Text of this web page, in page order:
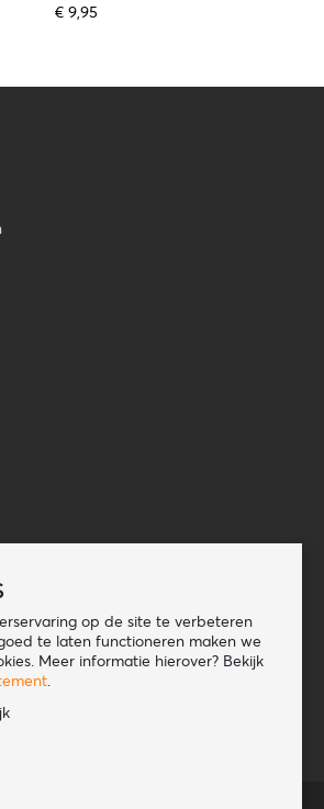
op de site te verbeteren
te laten functioneren maken we
Meer informatie hierover? Bekijk
.
€ 9,95